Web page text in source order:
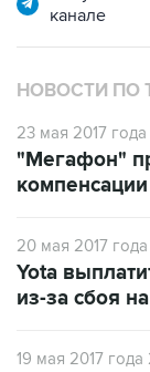
канале
НОВОСТИ ПО
23 мая 2017
"Мегафон"
20 мая 2017 года
Yota
из-за сбоя
19 мая 2017 года